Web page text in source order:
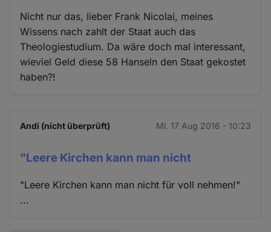
Nicht nur das, lieber Frank Nicolai, meines
Wissens nach zahlt der Staat auch das
Theologiestudium. Da wäre doch mal interessant,
wieviel Geld diese 58 Hanseln den Staat gekostet
haben?!
Andi (nicht überprüft) Mi. 17 Aug 2016 - 10:23
"Leere Kirchen kann man nicht
"Leere Kirchen kann man nicht für voll nehmen!"
...